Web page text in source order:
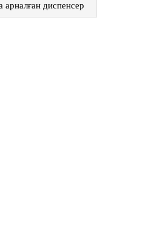
арналған диспенсер